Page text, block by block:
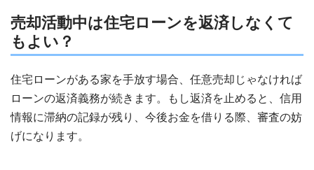
売却活動中は住宅ローンを返済しなくて
もよい？
住宅ローンがある家を手放す場合、任意売却じゃなければ
ローンの返済義務が続きます。もし返済を止めると、信用
情報に滞納の記録が残り、今後お金を借りる際、審査の妨
げになります。